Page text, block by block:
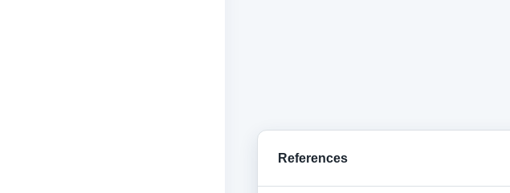
References